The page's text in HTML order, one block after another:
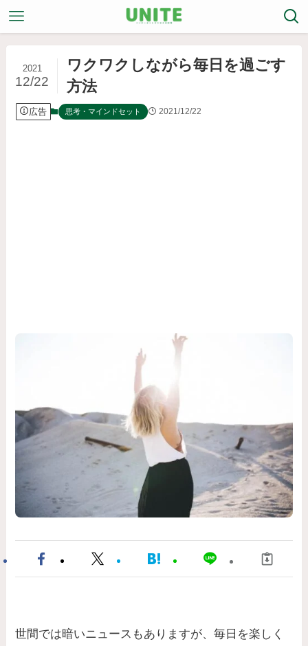
ワクワクしながら毎日を過ごす
方法
2021
12/22
広告 思考・マインドセット 2021/12/22
世間では暗いニュースもありますが、毎日を楽しく